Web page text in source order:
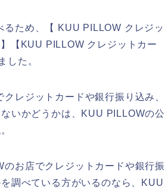
ため、【 KUU PILLOW クレジッ
【KUU PILLOW クレジットカー
した。
レジットカードや銀行振り込み、
いかどうかは、KUU PILLOWの公
お店でクレジットカードや銀行振
調べている方がいるのなら、KUU